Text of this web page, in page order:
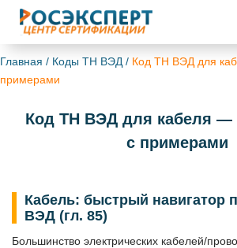
Главная / Коды ТН ВЭД / Код ТН ВЭД для
примерами
Код ТН ВЭД для кабеля —
с примерами
Кабель: быстрый навигатор
ВЭД (гл. 85)
Большинство электрических кабелей/
ChatApp
online
Свяжитесь с нами через WhatsApp